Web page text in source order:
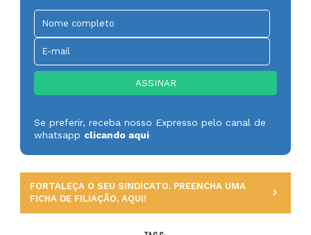
Se preferir, receba nosso Expresso pelo canal de
whatsapp clicando aqui
FORTALEÇA O SEU SINDICATO. PREENCHA UMA
FICHA DE FILIAÇÃO, AQUI!